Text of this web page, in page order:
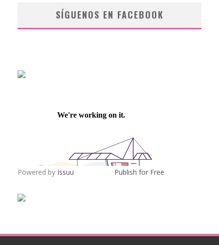
SÍGUENOS EN FACEBOOK
Powered by Issuu Publish for Free